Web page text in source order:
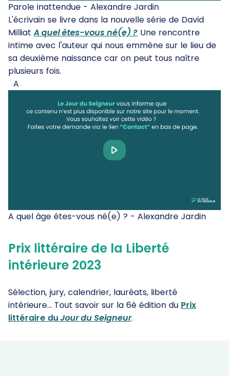
Parole inattendue - Alexandre Jardin
L'écrivain se livre dans la nouvelle série de David
MilliatA quel êtes-vous né(e) ? Une rencontre
intime avec l'auteur qui nous emmène sur le lieu de
sa deuxième naissance car on peut tous naître
plusieurs fois.
A
A quel âge êtes-vous né(e) ? - Alexandre Jardin
Prix littéraire de la Liberté
intérieure 2023
Sélection, jury, calendrier, lauréats, liberté
intérieure... Tout savoir sur la 6è édition du Prix
littéraire duJour du Seigneur.